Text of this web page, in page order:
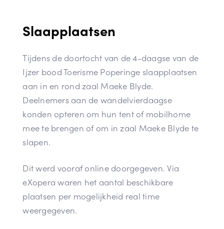
Slaapplaatsen
Tijdens de doortocht van de 4-daagse van de
Ijzer bood Toerisme Poperinge slaapplaatsen
aan in en rond zaal Maeke Blyde.
Deelnemers aan de wandelvierdaagse
konden opteren om hun tent of mobilhome
mee te brengen of om in zaal Maeke Blyde te
slapen.
Dit werd vooraf online doorgegeven. Via
eXopera waren het aantal beschikbare
plaatsen per mogelijkheid real time
weergegeven.